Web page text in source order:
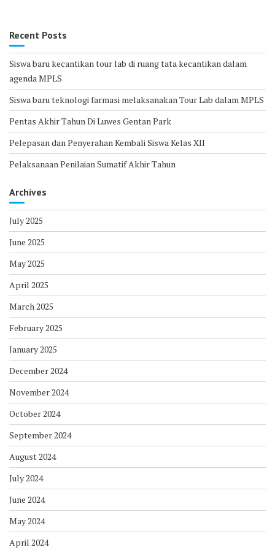
Recent Posts
Siswa baru kecantikan tour lab di ruang tata kecantikan dalam
agenda MPLS
Siswa baru teknologi farmasi melaksanakan Tour Lab dalam MPLS
Pentas Akhir Tahun Di Luwes Gentan Park
Pelepasan dan Penyerahan Kembali Siswa Kelas XII
Pelaksanaan Penilaian Sumatif Akhir Tahun
Archives
July 2025
June 2025
May 2025
April 2025
March 2025
February 2025
January 2025
December 2024
November 2024
October 2024
September 2024
August 2024
July 2024
June 2024
May 2024
April 2024